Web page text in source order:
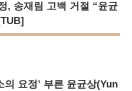
, 송재림 고백 거절 “윤균
의 요정’ 부른 윤균상(Yun